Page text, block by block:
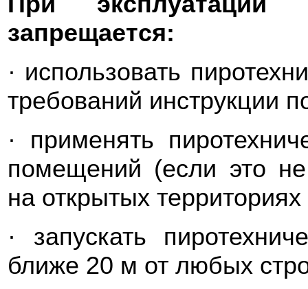
запрещается:
· использовать
требований инструкции
· применять
помещений (если это не
на открытых
· запускать
ближе 20 м от любых